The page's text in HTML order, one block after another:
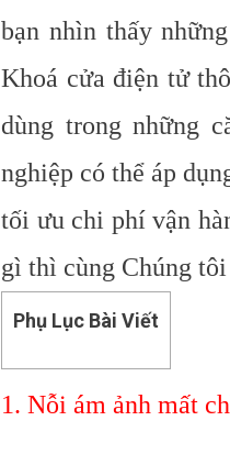
bạn nhìn thấy
Khoá cửa điện tử
dùng trong những
nghiệp có thể áp
tối ưu chi phí vận
gì thì cùng Chúng
Phụ Lục Bài Viết
1. Nỗi ám ảnh mất